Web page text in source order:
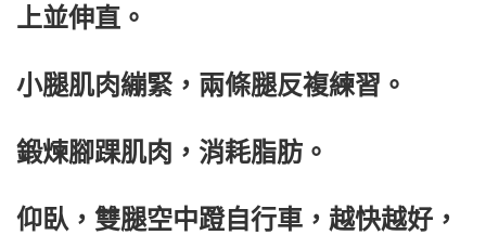
上並伸直。
小腿肌肉繃緊，兩條腿反複練習。
鍛煉腳踝肌肉，消耗脂肪。
仰臥，雙腿空中蹬自行車，越快越好，